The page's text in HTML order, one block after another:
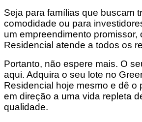
Seja para famílias que buscam
comodidade ou para
um empreendimento promissor,
Residencial atende a todos os
Portanto, não espere mais. O
aqui. Adquira o seu lote no
Residencial hoje mesmo e dê o
em direção a uma vida repleta
qualidade.